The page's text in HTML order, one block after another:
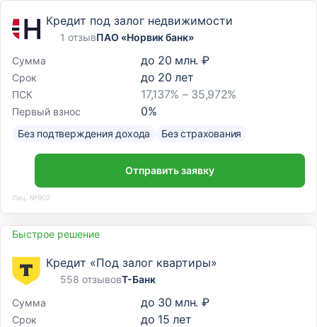
Кредит под залог недвижимости
1 отзывПАО «Норвик банк»
Сумма
до 20 млн. ₽
Срок до 20 лет
ПСК 17,137% – 35,972%
Первый взнос 0%
Без подтверждения дохода Без страхования
Отправить заявку
Лиц. №902
Быстрое решение
Кредит «Под залог квартиры»
558 отзывовТ-Банк
Сумма
до 30 млн. ₽
Срок до 15 лет